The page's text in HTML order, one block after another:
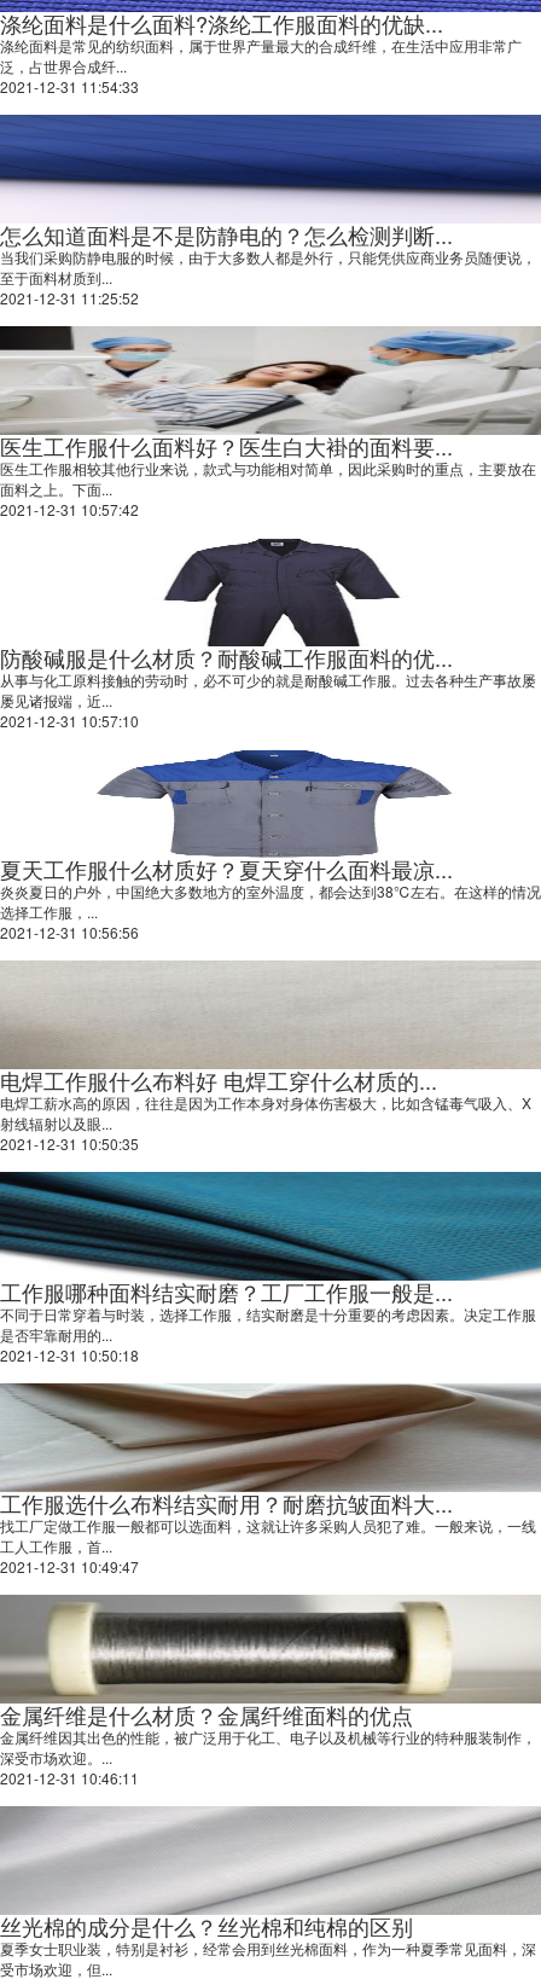
涤纶面料是什么面料?涤纶工作服面料的优缺...
涤纶面料是常见的纺织面料，属于世界产量最大的合成纤维，在生活中应用非常广
泛，占世界合成纤...
2021-12-31 11:54:33
怎么知道面料是不是防静电的？怎么检测判断...
当我们采购防静电服的时候，由于大多数人都是外行，只能凭供应商业务员随便说，
至于面料材质到...
2021-12-31 11:25:52
医生工作服什么面料好？医生白大褂的面料要...
医生工作服相较其他行业来说，款式与功能相对简单，因此采购时的重点，主要放在
面料之上。下面...
2021-12-31 10:57:42
防酸碱服是什么材质？耐酸碱工作服面料的优...
从事与化工原料接触的劳动时，必不可少的就是耐酸碱工作服。过去各种生产事故屡
屡见诸报端，近...
2021-12-31 10:57:10
夏天工作服什么材质好？夏天穿什么面料最凉...
炎炎夏日的户外，中国绝大多数地方的室外温度，都会达到38℃左右。在这样的情况
选择工作服，...
2021-12-31 10:56:56
电焊工作服什么布料好 电焊工穿什么材质的...
电焊工薪水高的原因，往往是因为工作本身对身体伤害极大，比如含锰毒气吸入、X
射线辐射以及眼...
2021-12-31 10:50:35
工作服哪种面料结实耐磨？工厂工作服一般是...
不同于日常穿着与时装，选择工作服，结实耐磨是十分重要的考虑因素。决定工作服
是否牢靠耐用的...
2021-12-31 10:50:18
工作服选什么布料结实耐用？耐磨抗皱面料大...
找工厂定做工作服一般都可以选面料，这就让许多采购人员犯了难。一般来说，一线
工人工作服，首...
2021-12-31 10:49:47
金属纤维是什么材质？金属纤维面料的优点
金属纤维因其出色的性能，被广泛用于化工、电子以及机械等行业的特种服装制作，
深受市场欢迎。...
2021-12-31 10:46:11
丝光棉的成分是什么？丝光棉和纯棉的区别
夏季女士职业装，特别是衬衫，经常会用到丝光棉面料，作为一种夏季常见面料，深
受市场欢迎，但...